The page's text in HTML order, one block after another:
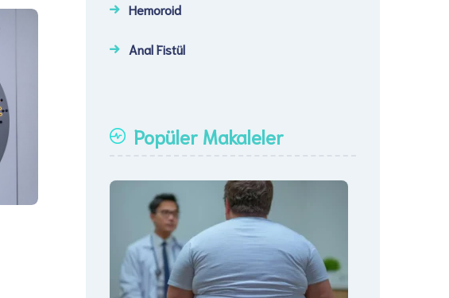
Hemoroid
Anal Fistül
Popüler Makaleler